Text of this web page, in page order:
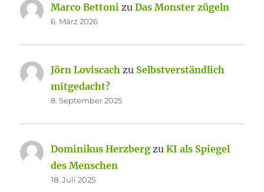
Marco Bettoni zuDas Monster zügeln
6. März 2026
Jörn Loviscach zu Selbstverständlich
mitgedacht?
8. September 2025
Dominikus Herzberg zuKI als Spiegel
des Menschen
18. Juli 2025